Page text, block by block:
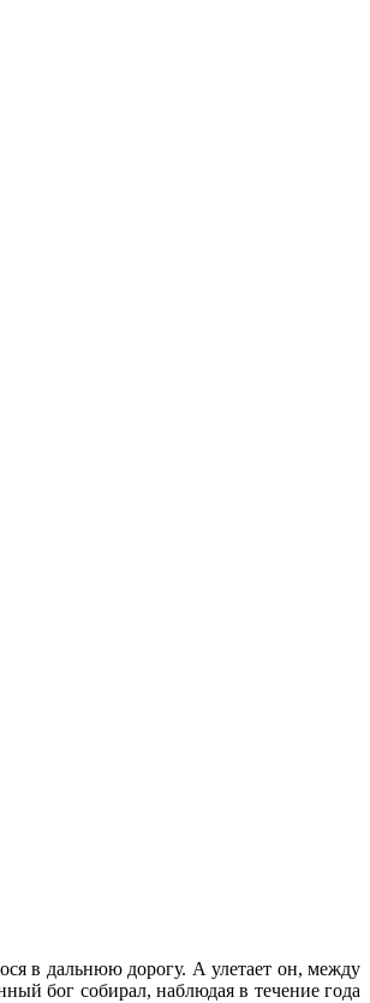
в дальнюю дорогу. А улетает он, между
бог собирал, наблюдая в течение года